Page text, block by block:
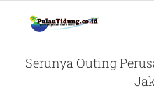
Serunya Outing